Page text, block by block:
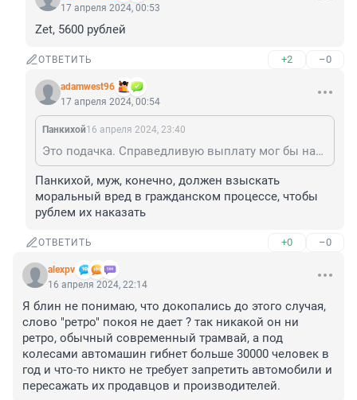
17 апреля 2024, 00:53
Zet, 5600 рублей
ОТВЕТИТЬ +2 –0
adamwest96
17 апреля 2024, 00:54
Панкихой16 апреля 2024, 23:40
Это подачка. Справедливую выплату мог бы назначить суд, если бы он был не одним названием.
Панкихой, муж, конечно, должен взыскать
моральный вред в гражданском процессе, чтобы
рублем их наказать
ОТВЕТИТЬ +0 –0
alexpv
16 апреля 2024, 22:14
Я блин не понимаю, что докопались до этого случая,
слово "ретро" покоя не дает ? так никакой он ни
ретро, обычный современный трамвай, а под
колесами автомашин гибнет больше 30000 человек в
год и что-то никто не требует запретить автомобили и
пересажать их продавцов и производителей.